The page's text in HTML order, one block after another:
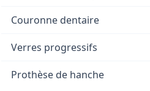
Couronne dentaire
Verres progressifs
Prothèse de hanche